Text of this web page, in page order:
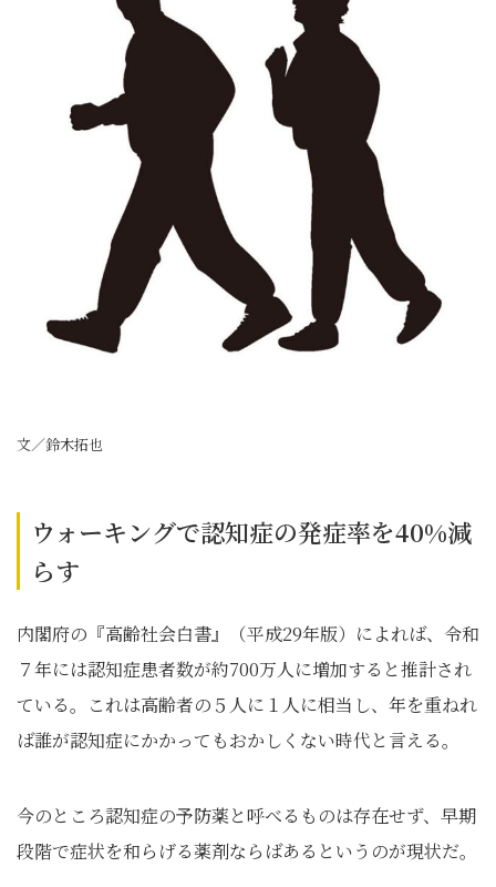
文／鈴木拓也
ウォーキングで認知症の発症率を40%減
らす
内閣府の『高齢社会白書』（平成29年版）によれば、令和
７年には認知症患者数が約700万人に増加すると推計され
ている。これは高齢者の５人に１人に相当し、年を重ねれ
ば誰が認知症にかかってもおかしくない時代と言える。
今のところ認知症の予防薬と呼べるものは存在せず、早期
段階で症状を和らげる薬剤ならばあるというのが現状だ。